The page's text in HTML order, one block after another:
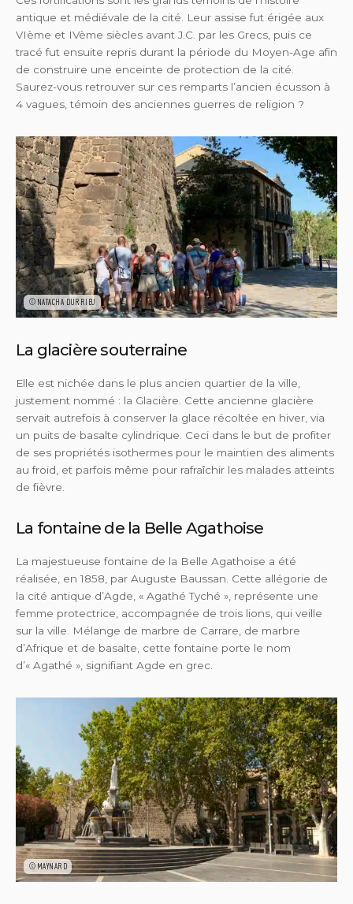
antique et médiévale de la cité. Leur assise fut érigée aux
VIème et IVème siècles avant J.C. par les Grecs, puis ce
tracé fut ensuite repris durant la période du Moyen-Age afin
de construire une enceinte de protection de la cité.
Saurez-vous retrouver sur ces remparts l’ancien écusson à
4 vagues, témoin des anciennes guerres de religion ?
©NATACHA DURRIEU
La glacière souterraine
Elle est nichée dans le plus ancien quartier de la ville,
justement nommé : la Glacière. Cette ancienne glacière
servait autrefois à conserver la glace récoltée en hiver, via
un puits de basalte cylindrique. Ceci dans le but de profiter
de ses propriétés isothermes pour le maintien des aliments
au froid, et parfois même pour rafraîchir les malades atteints
de fièvre.
La fontaine de la Belle Agathoise
La majestueuse fontaine de la Belle Agathoise a été
réalisée, en 1858, par Auguste Baussan. Cette allégorie de
la cité antique d’Agde, « Agathé Tyché », représente une
femme protectrice, accompagnée de trois lions, qui veille
sur la ville. Mélange de marbre de Carrare, de marbre
d’Afrique et de basalte, cette fontaine porte le nom
d’« Agathé », signifiant Agde en grec.
©MAYNARD